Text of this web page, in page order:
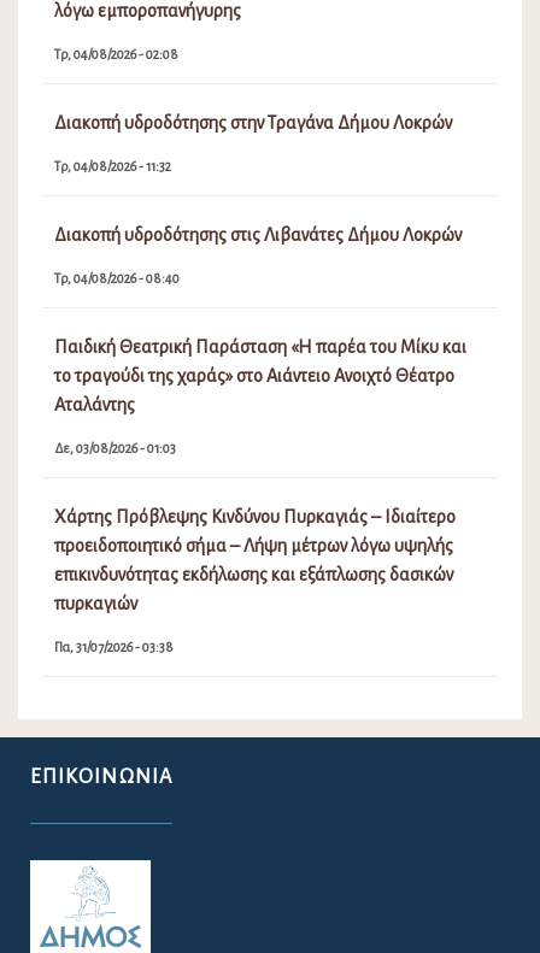
λόγω εμποροπανήγυρης
Τρ, 04/08/2026 - 02:08
Διακοπή υδροδότησης στην Τραγάνα Δήμου Λοκρών
Τρ, 04/08/2026 - 11:32
Διακοπή υδροδότησης στις Λιβανάτες Δήμου Λοκρών
Τρ, 04/08/2026 - 08:40
Παιδική Θεατρική Παράσταση «Η παρέα του Μίκυ και
το τραγούδι της χαράς» στο Αιάντειο Ανοιχτό Θέατρο
Αταλάντης
Δε, 03/08/2026 - 01:03
Χάρτης Πρόβλεψης Κινδύνου Πυρκαγιάς – Ιδιαίτερο
προειδοποιητικό σήμα – Λήψη μέτρων λόγω υψηλής
επικινδυνότητας εκδήλωσης και εξάπλωσης δασικών
πυρκαγιών
Πα, 31/07/2026 - 03:38
ΕΠΙΚΟΙΝΩΝΊΑ